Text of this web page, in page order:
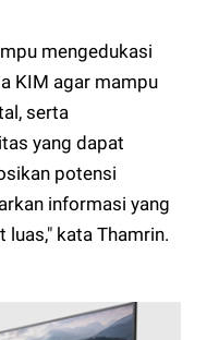
mengedukasi
KIM agar mampu
serta
yang dapat
potensi
informasi yang
kata Thamrin.